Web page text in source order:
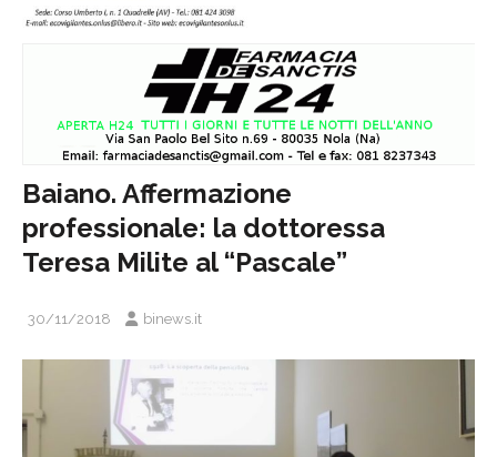
Baiano. Affermazione
professionale: la dottoressa
Teresa Milite al “Pascale”
30/11/2018 binews.it